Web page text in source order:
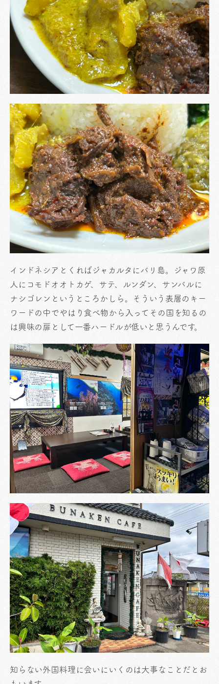
インドネシアとくればジャカルタにバリ島。ジャワ原
人にコモドオオトカゲ、サテ、ルンダン、サンバルに
ナシゴレンというところかしら。そういう表層のキー
ワードの中でやはり食べ物から入ってその国を知るの
は興味の扉として一番ハードルが低いと思うんです。
知らない外国料理に会いにいくのは大事なことだとお